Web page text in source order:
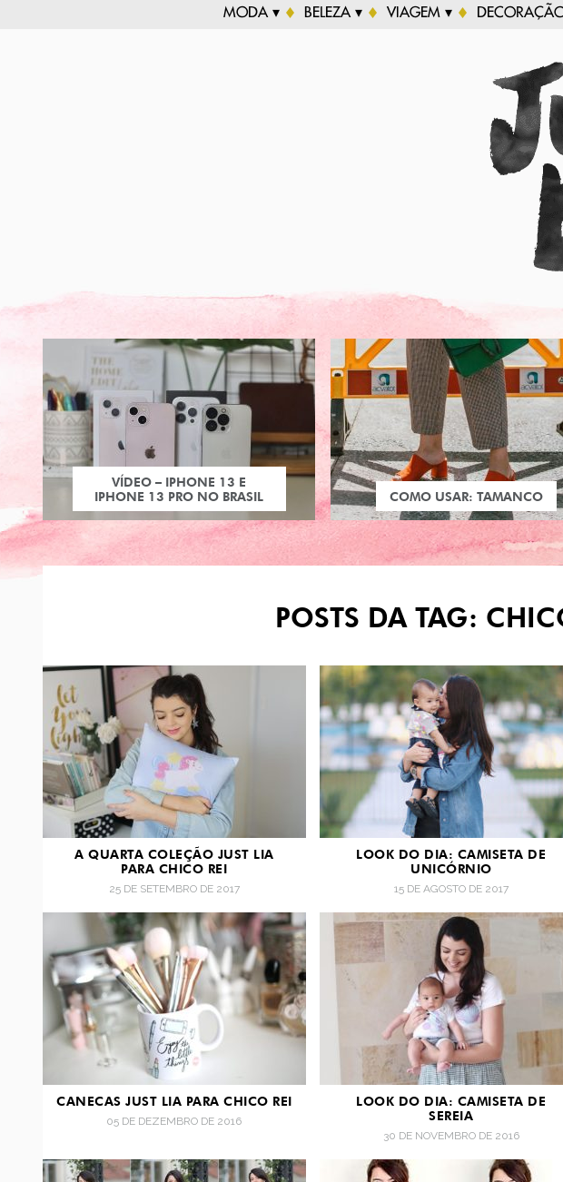
MODA ▾ BELEZA ▾ VIAGEM ▾
VÍDEO – IPHONE 13 E
IPHONE 13 PRO NO BRASIL
COMO USAR: TAMANCO
POSTS DA TAG:
A QUARTA COLEÇÃO JUST LIA
PARA CHICO REI
25 DE SETEMBRO DE 2017
LOOK DO DIA: CAMISETA DE
UNICÓRNIO
15 DE AGOSTO DE 2017
CANECAS JUST LIA PARA CHICO REI
05 DE DEZEMBRO DE 2016
LOOK DO DIA: CAMISETA DE
SEREIA
30 DE NOVEMBRO DE 2016